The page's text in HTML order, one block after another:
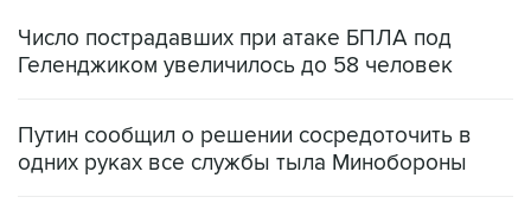
Число пострадавших при атаке БПЛА под
Геленджиком увеличилось до 58 человек
Путин сообщил о решении сосредоточить в
одних руках все службы тыла Минобороны